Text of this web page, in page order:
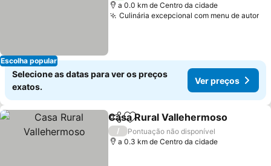
Escolha popular
a 0.0 km de Centro da cidade
Culinária excepcional com menu de autor
Selecione as datas para ver os preços
exatos.
Ver preços
PartilharAdicionar aos favoritos
Casa Rural Vallehermoso
/
Pontuação não disponível
a 0.3 km de Centro da cidade